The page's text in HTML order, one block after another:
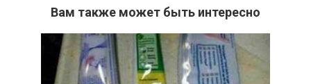
Вам также может быть интересно